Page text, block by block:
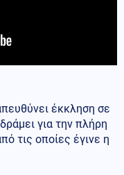
έκκληση σε
για την πλήρη
τις οποίες έγινε η